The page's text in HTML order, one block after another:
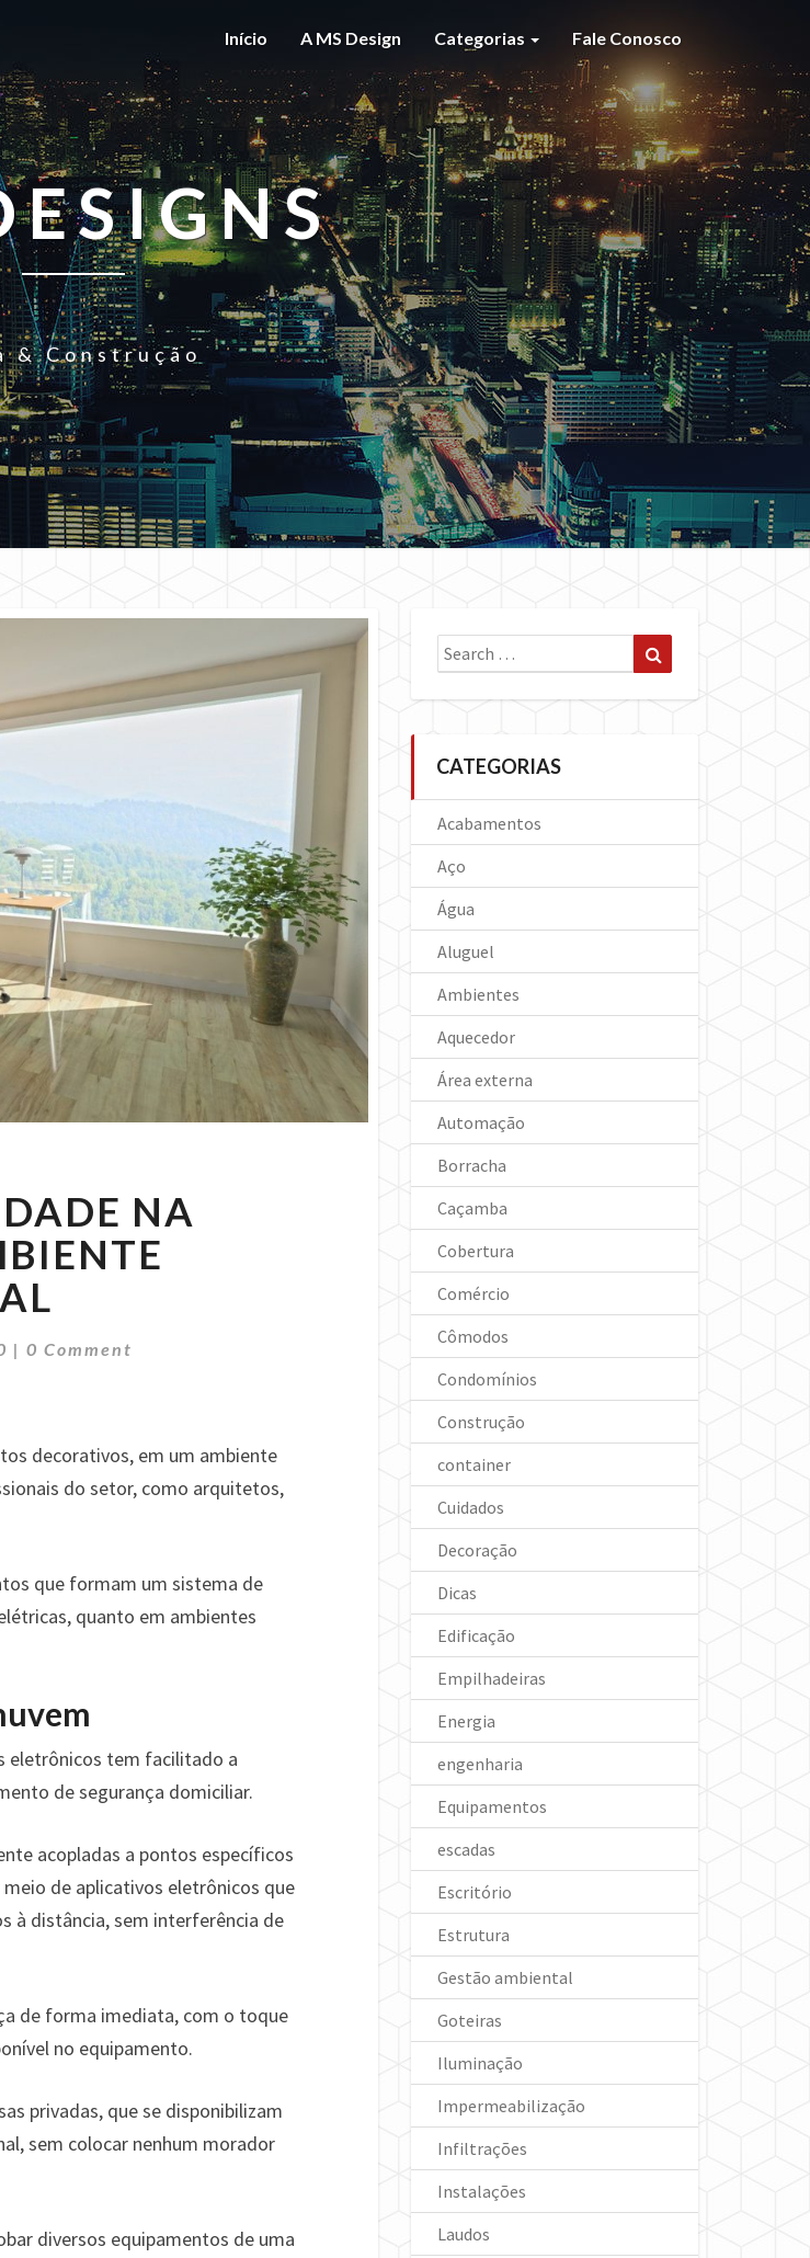
Início A MS Design Categorias Fale Conosco
& Construção
NA
|Comments
0 Comment
decorativos, em um ambiente
do setor, como arquitetos,
que formam um sistema de
quanto em ambientes
eletrônicos tem facilitado a
de segurança domiciliar.
acopladas a pontos específicos
de aplicativos eletrônicos que
à distância, sem interferência de
de forma imediata, com o toque
no equipamento.
privadas, que se disponibilizam
sem colocar nenhum morador
diversos equipamentos de uma
Search
for:
CATEGORIAS
Acabamentos
Aço
Água
Aluguel
Ambientes
Aquecedor
Área externa
Automação
Borracha
Caçamba
Cobertura
Comércio
Cômodos
Condomínios
Construção
container
Cuidados
Decoração
Dicas
Edificação
Empilhadeiras
Energia
engenharia
Equipamentos
escadas
Escritório
Estrutura
Gestão ambiental
Goteiras
Iluminação
Impermeabilização
Infiltrações
Instalações
Laudos